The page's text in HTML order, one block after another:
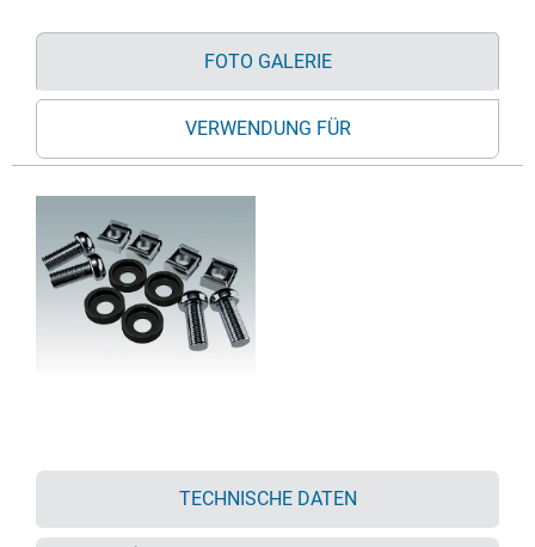
FOTO GALERIE
VERWENDUNG FÜR
TECHNISCHE DATEN